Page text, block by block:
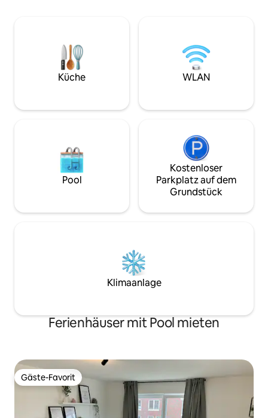
Vielzahl an Freizeitmöglichkeiten.
Auf der Terrasse
könnt ihr den
Ruhe genießen.
Küche WLAN
Pool
Kostenloser
Parkplatz auf dem
Grundstück
Klimaanlage
Ferienhäuser mit Pool mieten
Gäste-Favorit
Gäste-Favorit